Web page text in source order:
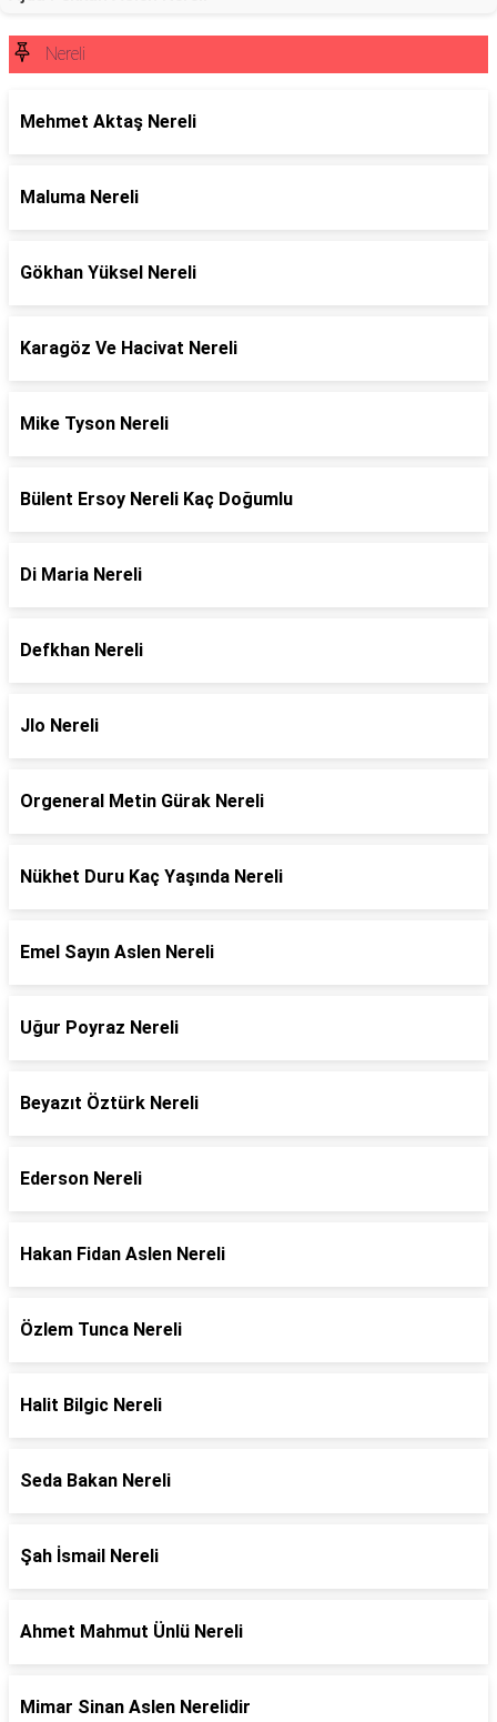
Nereli
Mehmet Aktaş Nereli
Maluma Nereli
Gökhan Yüksel Nereli
Karagöz Ve Hacivat Nereli
Mike Tyson Nereli
Bülent Ersoy Nereli Kaç Doğumlu
Di Maria Nereli
Defkhan Nereli
Jlo Nereli
Orgeneral Metin Gürak Nereli
Nükhet Duru Kaç Yaşında Nereli
Emel Sayın Aslen Nereli
Uğur Poyraz Nereli
Beyazıt Öztürk Nereli
Ederson Nereli
Hakan Fidan Aslen Nereli
Özlem Tunca Nereli
Halit Bilgic Nereli
Seda Bakan Nereli
Şah İsmail Nereli
Ahmet Mahmut Ünlü Nereli
Mimar Sinan Aslen Nerelidir